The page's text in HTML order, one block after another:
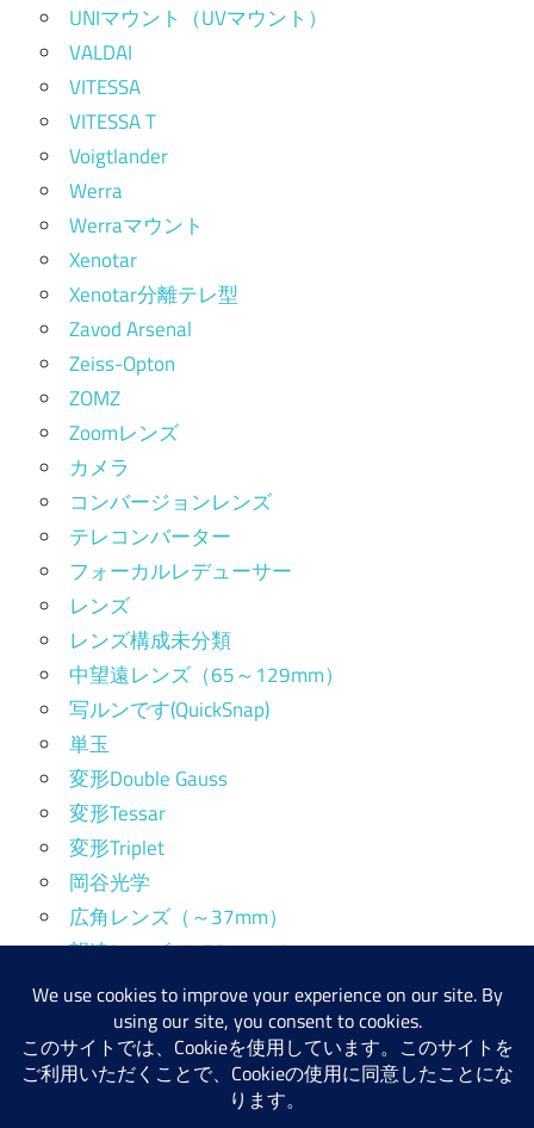
UNIマウント（UVマウント）
VALDAI
VITESSA
VITESSA T
Voigtlander
Werra
Werraマウント
Xenotar
Xenotar分離テレ型
Zavod Arsenal
Zeiss-Opton
ZOMZ
Zoomレンズ
カメラ
コンバージョンレンズ
テレコンバーター
フォーカルレデューサー
レンズ
レンズ構成未分類
中望遠レンズ（65～129mm）
写ルンです(QuickSnap)
単玉
変形Double Gauss
変形Tessar
変形Triplet
岡谷光学
広角レンズ（～37mm）
望遠レンズ（130mm～）
標準レンズ（38～64mm）
産業用レンズ